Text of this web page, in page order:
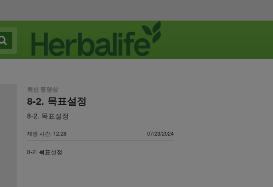
최신 동영상
8-2. 목표설정
8-2. 목표설정
재생 시간: 12:28 07/23/2024
8-2. 목표설정